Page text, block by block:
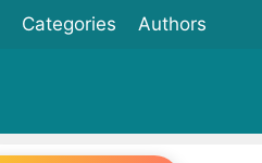
Categories Authors